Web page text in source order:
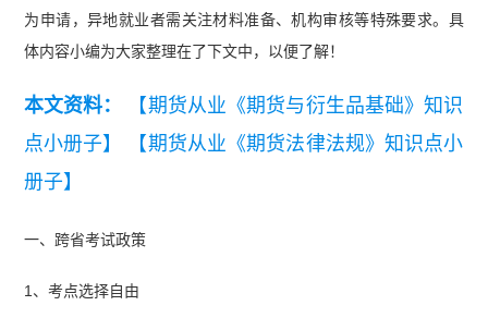
为申请，异地就业者需关注材料准备、机构审核等特殊要求。具
体内容小编为大家整理在了下文中，以便了解！
本文资料：
【期货从业《期货与衍生品基础》知识
点小册子】
【期货从业《期货法律法规》知识点小
册子】
一、跨省考试政策
1、考点选择自由